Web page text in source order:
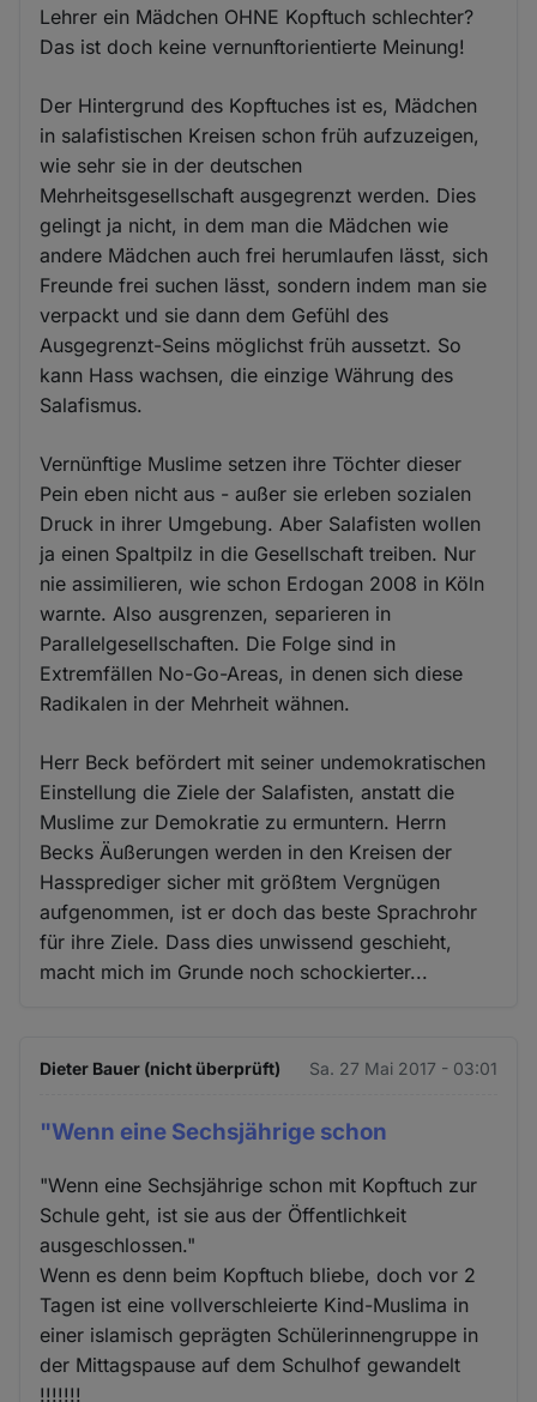
Lehrer ein Mädchen OHNE Kopftuch schlechter?
Das ist doch keine vernunftorientierte Meinung!
Der Hintergrund des Kopftuches ist es, Mädchen
in salafistischen Kreisen schon früh aufzuzeigen,
wie sehr sie in der deutschen
Mehrheitsgesellschaft ausgegrenzt werden. Dies
gelingt ja nicht, in dem man die Mädchen wie
andere Mädchen auch frei herumlaufen lässt, sich
Freunde frei suchen lässt, sondern indem man sie
verpackt und sie dann dem Gefühl des
Ausgegrenzt-Seins möglichst früh aussetzt. So
kann Hass wachsen, die einzige Währung des
Salafismus.
Vernünftige Muslime setzen ihre Töchter dieser
Pein eben nicht aus - außer sie erleben sozialen
Druck in ihrer Umgebung. Aber Salafisten wollen
ja einen Spaltpilz in die Gesellschaft treiben. Nur
nie assimilieren, wie schon Erdogan 2008 in Köln
warnte. Also ausgrenzen, separieren in
Parallelgesellschaften. Die Folge sind in
Extremfällen No-Go-Areas, in denen sich diese
Radikalen in der Mehrheit wähnen.
Herr Beck befördert mit seiner undemokratischen
Einstellung die Ziele der Salafisten, anstatt die
Muslime zur Demokratie zu ermuntern. Herrn
Becks Äußerungen werden in den Kreisen der
Hassprediger sicher mit größtem Vergnügen
aufgenommen, ist er doch das beste Sprachrohr
für ihre Ziele. Dass dies unwissend geschieht,
macht mich im Grunde noch schockierter...
Dieter Bauer (nicht überprüft) Sa. 27 Mai 2017 - 03:01
"Wenn eine Sechsjährige schon
"Wenn eine Sechsjährige schon mit Kopftuch zur
Schule geht, ist sie aus der Öffentlichkeit
ausgeschlossen."
Wenn es denn beim Kopftuch bliebe, doch vor 2
Tagen ist eine vollverschleierte Kind-Muslima in
einer islamisch geprägten Schülerinnengruppe in
der Mittagspause auf dem Schulhof gewandelt
!!!!!!!